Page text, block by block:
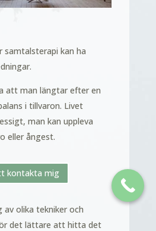
samtalsterapi kan ha
att man längtar efter en
i tillvaron. Livet
man kan uppleva
eller ångest.
kontakta mig
av olika tekniker och
det lättare att hitta det